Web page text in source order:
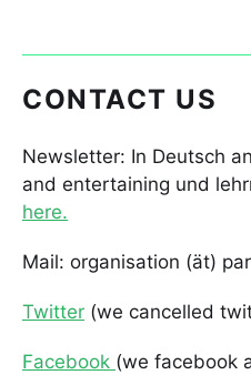
CONTACT US
Newsletter: In Deutsch
and entertaining und
here.
Mail: organisation (ät)
Twitter (we cancelled
Facebook (we facebook